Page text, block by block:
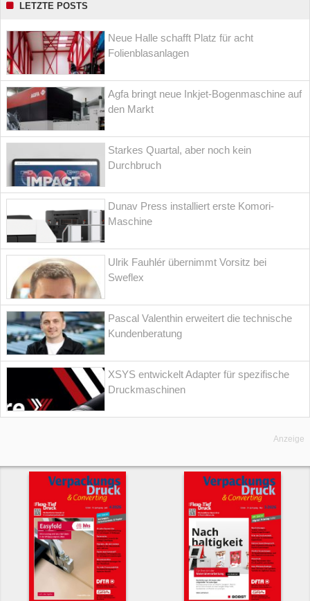
LETZTE POSTS
Neue Halle schafft Platz für acht
Folienblasanlagen
Agfa bringt neue Inkjet-Bogenmaschine auf
den Markt
Starkes Quartal, aber noch kein
Durchbruch
Dunav Press installiert erste Komori-
Maschine
Ulrik Fauhlér übernimmt Vorsitz bei
Sweflex
Pascal Valenthin erweitert die technische
Kundenberatung
XSYS entwickelt Adapter für spezifische
Druckmaschinen
Anzeige